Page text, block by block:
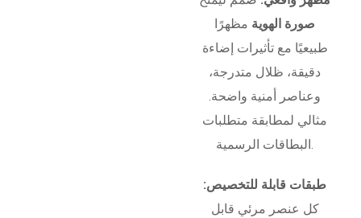
صورة الهوية مظهرًا
طبيعيًا مع تأثيرات إضاءة
دقيقة، ظلال متدرجة،
وعناصر أمنية واضحة.
مثالي لمطابقة متطلبات
البطاقات الرسمية.
طبقات قابلة للتخصيص:
كل عنصر مرئي قابل